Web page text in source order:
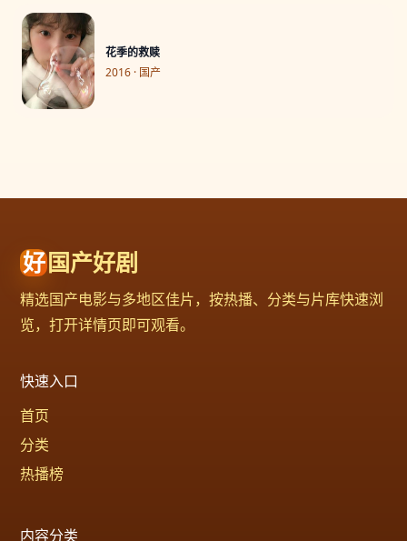
花季的救赎
2016 · 国产
好国产好剧
精选国产电影与多地区佳片，按热播、分类与片库快速浏
览，打开详情页即可观看。
快速入口
首页
分类
热播榜
内容分类